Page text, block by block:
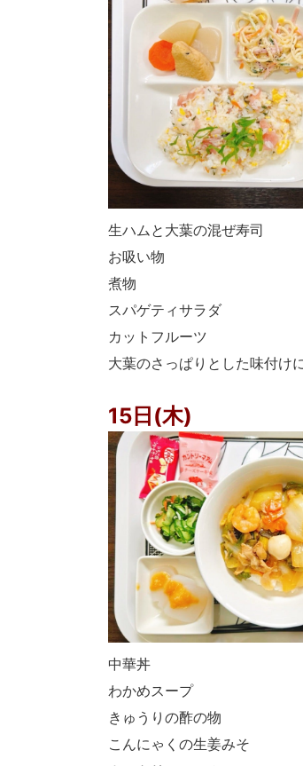
生ハムと大葉の混ぜ寿司
お吸い物
煮物
スパゲティサラダ
カットフルーツ
大葉のさっぱりとした味付け
15日(木)
中華丼
わかめスープ
きゅうりの酢の物
こんにゃくの生姜みそ